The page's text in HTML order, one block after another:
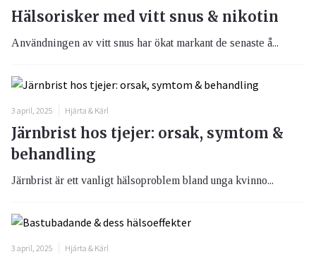
Hälsorisker med vitt snus & nikotin
Användningen av vitt snus har ökat markant de senaste å...
3 april, 2025 Hjärta & Kärl
Järnbrist hos tjejer: orsak, symtom &
behandling
Järnbrist är ett vanligt hälsoproblem bland unga kvinno...
3 april, 2025 Hjärta & Kärl